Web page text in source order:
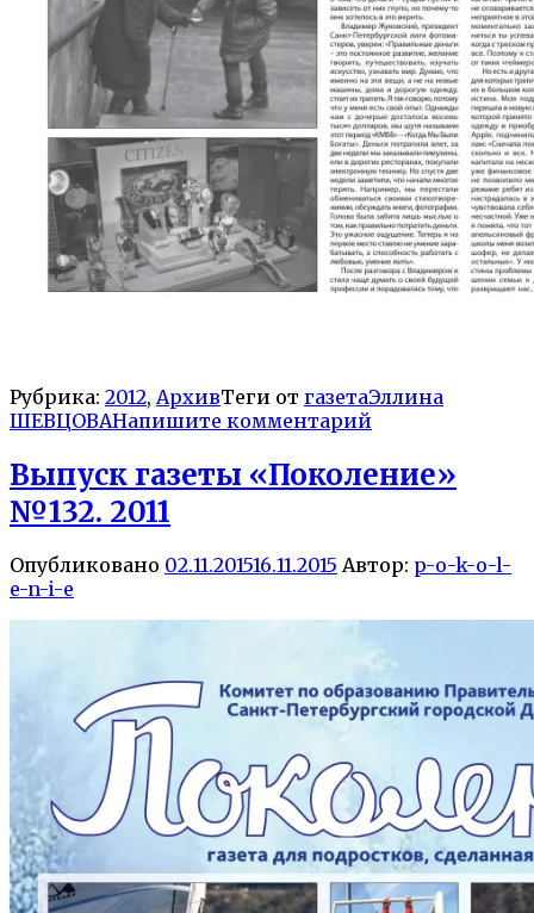
Рубрика: 2012, АрхивТеги от газетаЭллина
ШЕВЦОВАНапишите комментарий
Выпуск газеты «Поколение»
№132. 2011
Опубликовано 02.11.201516.11.2015 Автор: p-o-k-o-l-
e-n-i-e